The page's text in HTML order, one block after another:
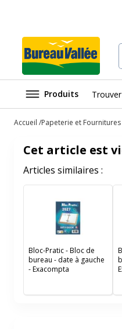
Produits
Accueil Papeterie et Fournitures
Cet article est
Articles similaires :
Bloc-Pratic - Bloc de
bureau - date à gauche
- Exacompta